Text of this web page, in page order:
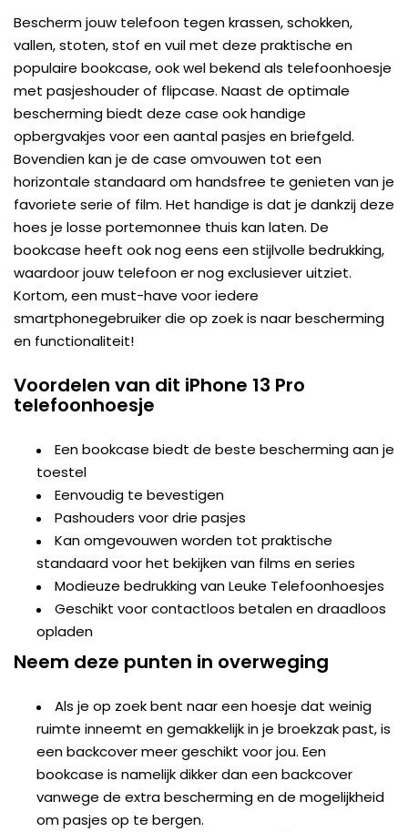
Bescherm jouw telefoon tegen krassen, schokken,
vallen, stoten, stof en vuil met deze praktische en
populaire bookcase, ook wel bekend als telefoonhoesje
met pasjeshouder of flipcase. Naast de optimale
bescherming biedt deze case ook handige
opbergvakjes voor een aantal pasjes en briefgeld.
Bovendien kan je de case omvouwen tot een
horizontale standaard om handsfree te genieten van je
favoriete serie of film. Het handige is dat je dankzij deze
hoes je losse portemonnee thuis kan laten. De
bookcase heeft ook nog eens een stijlvolle bedrukking,
waardoor jouw telefoon er nog exclusiever uitziet.
Kortom, een must-have voor iedere
smartphonegebruiker die op zoek is naar bescherming
en functionaliteit!
Voordelen van dit iPhone 13 Pro
telefoonhoesje
Een bookcase biedt de beste bescherming aan je
toestel
Eenvoudig te bevestigen
Pashouders voor drie pasjes
Kan omgevouwen worden tot praktische
standaard voor het bekijken van films en series
Modieuze bedrukking van Leuke Telefoonhoesjes
Geschikt voor contactloos betalen en draadloos
opladen
Neem deze punten in overweging
Als je op zoek bent naar een hoesje dat weinig
ruimte inneemt en gemakkelijk in je broekzak past, is
een backcover meer geschikt voor jou. Een
bookcase is namelijk dikker dan een backcover
vanwege de extra bescherming en de mogelijkheid
om pasjes op te bergen.